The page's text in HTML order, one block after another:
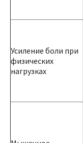
Усиление боли при
физических
нагрузках